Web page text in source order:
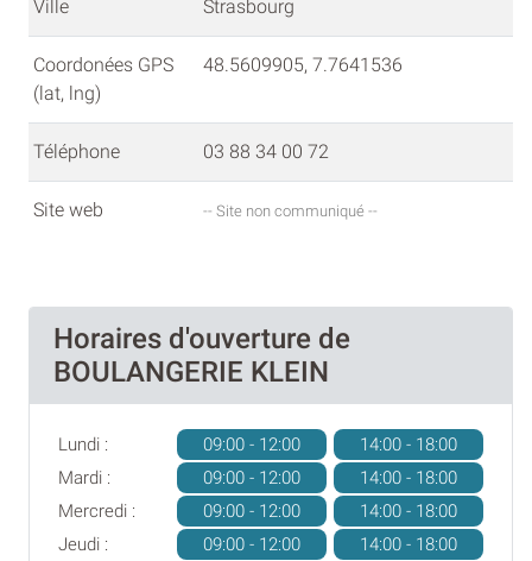
Ville Strasbourg
Coordonées GPS
(lat, lng)
48.5609905, 7.7641536
Téléphone 03 88 34 00 72
Site web -- Site non communiqué --
Horaires d'ouverture de
BOULANGERIE KLEIN
Lundi : 09:00 - 12:00
14:00 - 18:00
Mardi :
09:00 - 12:00
14:00 - 18:00
Mercredi :
09:00 - 12:00
14:00 - 18:00
Jeudi :
09:00 - 12:00
14:00 - 18:00